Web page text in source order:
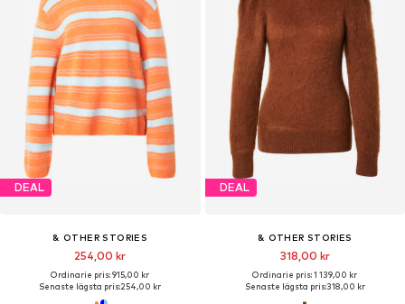
DEAL
& OTHER STORIES
254,00 kr
Ordinarie pris: 915,00 kr
Senaste lägsta pris:254,00 kr
DEAL
& OTHER STORIES
318,00 kr
Ordinarie pris: 1 139,00 kr
Senaste lägsta pris:318,00 kr